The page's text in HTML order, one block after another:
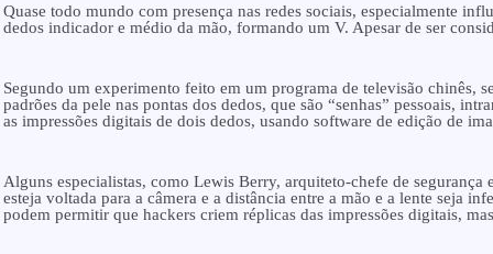
Quase todo mundo com presença nas redes sociais, especialmente
dedos indicador e médio da mão, formando um V. Apesar de ser
Segundo um experimento feito em um programa de televisão chinês,
padrões da pele nas pontas dos dedos, que são “senhas” pessoais,
as impressões digitais de dois dedos, usando software de edição de
Alguns especialistas, como Lewis Berry, arquiteto-chefe de
esteja voltada para a câmera e a distância entre a mão e a lente seja
podem permitir que hackers criem réplicas das impressões digitais,